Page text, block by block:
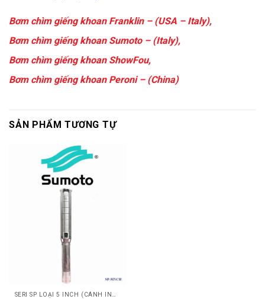
Bơm chìm giếng khoan Franklin – (USA – Italy),
Bơm chìm giếng khoan Sumoto – (Italy),
Bơm chìm giếng khoan ShowFou,
Bơm chìm giếng khoan Peroni – (China)
SẢN PHẨM TƯƠNG TỰ